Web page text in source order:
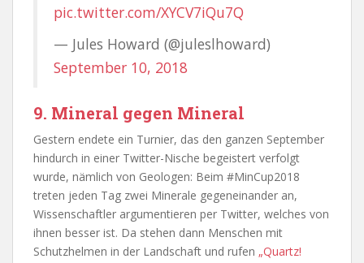
pic.twitter.com/XYCV7iQu7Q
— Jules Howard (@juleslhoward)
September 10, 2018
9. Mineral gegen Mineral
Gestern endete ein Turnier, das den ganzen September
hindurch in einer Twitter-Nische begeistert verfolgt
wurde, nämlich von Geologen: Beim #MinCup2018
treten jeden Tag zwei Minerale gegeneinander an,
Wissenschaftler argumentieren per Twitter, welches von
ihnen besser ist. Da stehen dann Menschen mit
Schutzhelmen in der Landschaft und rufen „Quartz!